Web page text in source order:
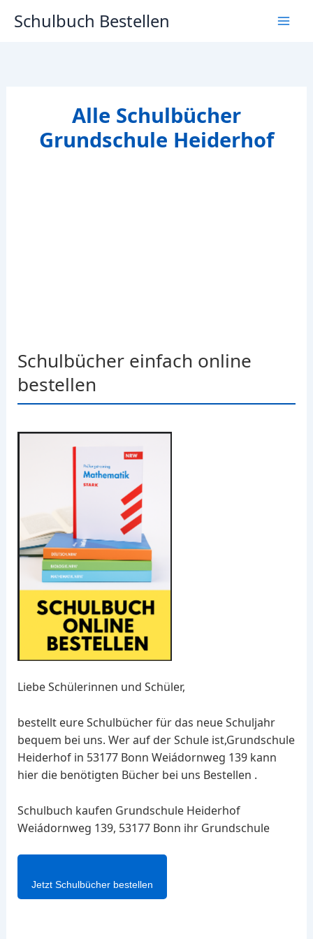
InhaltSchulbuch Bestellen
Alle Schulbücher
Grundschule Heiderhof
Schulbücher einfach online
bestellen
Liebe Schülerinnen und Schüler,
bestellt eure Schulbücher für das neue Schuljahr
bequem bei uns. Wer auf der Schule ist,Grundschule
Heiderhof in 53177 Bonn Weiádornweg 139 kann
hier die benötigten Bücher bei uns Bestellen .
Schulbuch kaufen Grundschule Heiderhof
Weiádornweg 139, 53177 Bonn ihr Grundschule
Jetzt Schulbücher bestellen